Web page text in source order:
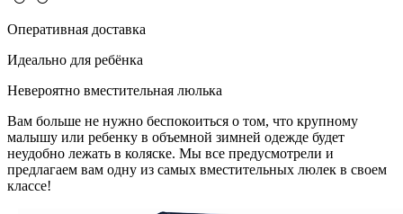
Оперативная доставка
Идеально для ребёнка
Невероятно вместительная люлька
Вам больше не нужно беспокоиться о том, что крупному
малышу или ребенку в объемной зимней одежде будет
неудобно лежать в коляске. Мы все предусмотрели и
предлагаем вам одну из самых вместительных люлек в своем
классе!